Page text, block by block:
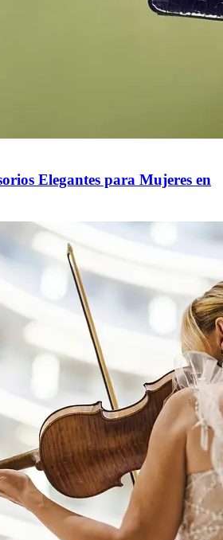
Elegantes para Mujeres en